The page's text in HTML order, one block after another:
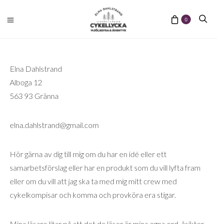
0
Elna Dahlstrand
Alboga 12
563 93 Gränna
elna.dahlstrand@gmail.com
Hör gärna av dig till mig om du har en idé eller ett
samarbetsförslag eller har en produkt som du vill lyfta fram
eller om du vill att jag ska ta med mig mitt crew med
cykelkompisar och komma och provköra era stigar.